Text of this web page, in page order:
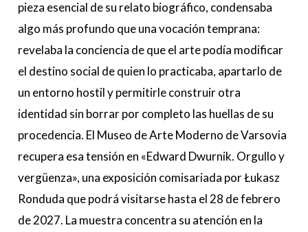
pieza esencial de su relato biográfico, condensaba
algo más profundo que una vocación temprana:
revelaba la conciencia de que el arte podía modificar
el destino social de quien lo practicaba, apartarlo de
un entorno hostil y permitirle construir otra
identidad sin borrar por completo las huellas de su
procedencia. El Museo de Arte Moderno de Varsovia
recupera esa tensión en «Edward Dwurnik. Orgullo y
vergüenza», una exposición comisariada por Łukasz
Ronduda que podrá visitarse hasta el 28 de febrero
de 2027. La muestra concentra su atención en la